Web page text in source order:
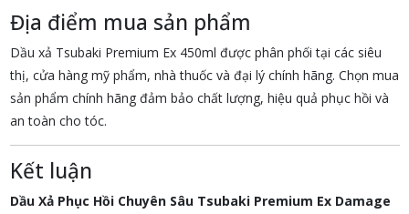
Địa điểm mua sản phẩm
Dầu xả Tsubaki Premium Ex 450ml được phân phối tại các siêu
thị, cửa hàng mỹ phẩm, nhà thuốc và đại lý chính hãng. Chọn mua
sản phẩm chính hãng đảm bảo chất lượng, hiệu quả phục hồi và
an toàn cho tóc.
Kết luận
Dầu Xả Phục Hồi Chuyên Sâu Tsubaki Premium Ex Damage